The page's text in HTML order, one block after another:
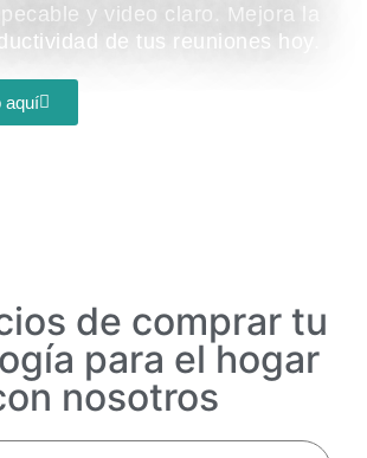
y video claro. Mejora la
de tus reuniones hoy.
aquí
de comprar tu
para el hogar
nosotros